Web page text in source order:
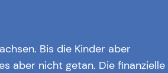
Bis die Kinder aber
aber nicht getan. Die finanzielle